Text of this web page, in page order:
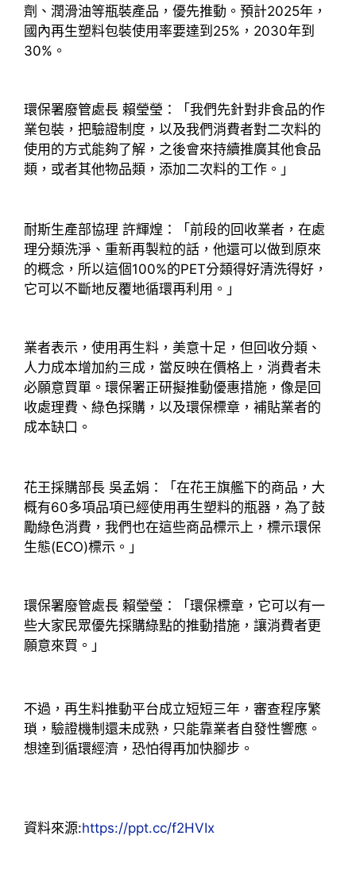
劑、潤滑油等瓶裝產品，優先推動。預計2025年，
國內再生塑料包裝使用率要達到25%，2030年到
30%。
環保署廢管處長 賴瑩瑩：「我們先針對非食品的作
業包裝，把驗證制度，以及我們消費者對二次料的
使用的方式能夠了解，之後會來持續推廣其他食品
類，或者其他物品類，添加二次料的工作。」
耐斯生產部協理 許輝煌：「前段的回收業者，在處
理分類洗淨、重新再製粒的話，他還可以做到原來
的概念，所以這個100%的PET分類得好清洗得好，
它可以不斷地反覆地循環再利用。」
業者表示，使用再生料，美意十足，但回收分類、
人力成本增加約三成，當反映在價格上，消費者未
必願意買單。環保署正研擬推動優惠措施，像是回
收處理費、綠色採購，以及環保標章，補貼業者的
成本缺口。
花王採購部長 吳孟娟：「在花王旗艦下的商品，大
概有60多項品項已經使用再生塑料的瓶器，為了鼓
勵綠色消費，我們也在這些商品標示上，標示環保
生態(ECO)標示。」
環保署廢管處長 賴瑩瑩：「環保標章，它可以有一
些大家民眾優先採購綠點的推動措施，讓消費者更
願意來買。」
不過，再生料推動平台成立短短三年，審查程序繁
瑣，驗證機制還未成熟，只能靠業者自發性響應。
想達到循環經濟，恐怕得再加快腳步。
資料來源:https://ppt.cc/f2HVIx